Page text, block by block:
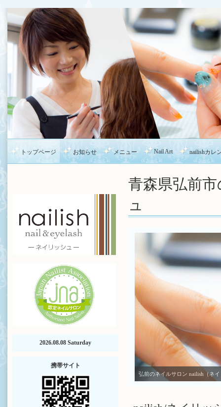
トップページ お知らせ メニュー Nail Art nailishカレ
青森県弘前
ュ
弘前のネイルサロン nailish（ネ
2026.08.08 Saturday
携帯サイト